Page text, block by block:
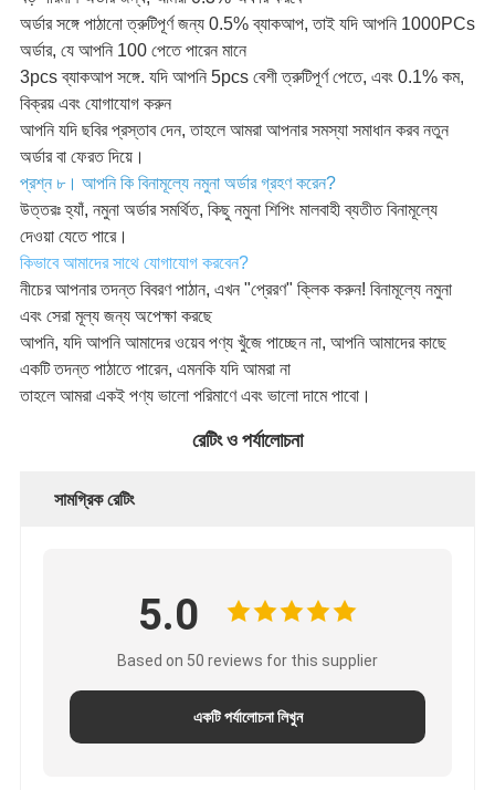
অর্ডার সঙ্গে পাঠানো ত্রুটিপূর্ণ জন্য 0.5% ব্যাকআপ, তাই যদি আপনি 1000PCs
অর্ডার, যে আপনি 100 পেতে পারেন মানে
3pcs ব্যাকআপ সঙ্গে. যদি আপনি 5pcs বেশী ত্রুটিপূর্ণ পেতে, এবং 0.1% কম,
বিক্রয় এবং যোগাযোগ করুন
আপনি যদি ছবির প্রস্তাব দেন, তাহলে আমরা আপনার সমস্যা সমাধান করব নতুন
অর্ডার বা ফেরত দিয়ে।
প্রশ্ন ৮। আপনি কি বিনামূল্যে নমুনা অর্ডার গ্রহণ করেন?
উত্তরঃ হ্যাঁ, নমুনা অর্ডার সমর্থিত, কিছু নমুনা শিপিং মালবাহী ব্যতীত বিনামূল্যে
দেওয়া যেতে পারে।
কিভাবে আমাদের সাথে যোগাযোগ করবেন?
নীচের আপনার তদন্ত বিবরণ পাঠান, এখন "প্রেরণ" ক্লিক করুন! বিনামূল্যে নমুনা
এবং সেরা মূল্য জন্য অপেক্ষা করছে
আপনি, যদি আপনি আমাদের ওয়েব পণ্য খুঁজে পাচ্ছেন না, আপনি আমাদের কাছে
একটি তদন্ত পাঠাতে পারেন, এমনকি যদি আমরা না
তাহলে আমরা একই পণ্য ভালো পরিমাণে এবং ভালো দামে পাবো।
রেটিং ও পর্যালোচনা
সামগ্রিক রেটিং
5.0
Based on 50 reviews for this supplier
একটি পর্যালোচনা লিখুন